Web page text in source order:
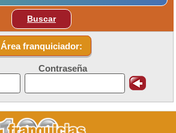
Buscar
Área franquiciador:
Contraseña